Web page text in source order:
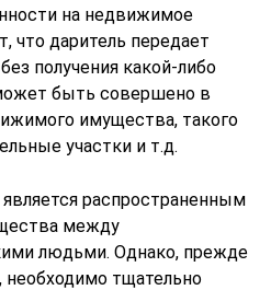
на недвижимое
что даритель передает
получения какой-либо
быть совершено в
имущества, такого
участки и т.д.
распространенным
между
людьми. Однако, прежде
тщательно